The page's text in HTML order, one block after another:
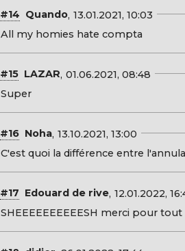
#14 Quando 13.01.2021, 10:03
All my homies hate compta
#15LAZAR 01.06.2021, 08:48
Super
#16Noha 13.10.2021, 13:00
C'est quoi la différence entre
#17 Edouard de rive 12.01.2022,
SHEEEEEEEEEESH merci pour tout